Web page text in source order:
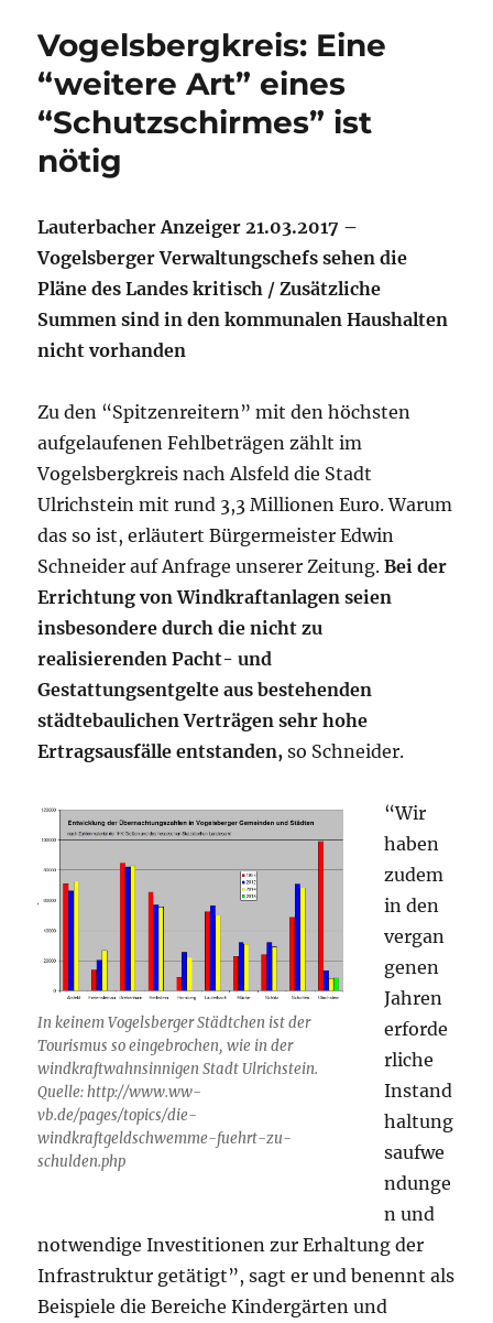
Vogelsbergkreis: Eine
“weitere Art” eines
“Schutzschirmes” ist
nötig
Lauterbacher Anzeiger 21.03.2017 –
Vogelsberger Verwaltungschefs sehen die
Pläne des Landes kritisch / Zusätzliche
Summen sind in den kommunalen Haushalten
nicht vorhanden
Zu den “Spitzenreitern” mit den höchsten
aufgelaufenen Fehlbeträgen zählt im
Vogelsbergkreis nach Alsfeld die Stadt
Ulrichstein mit rund 3,3 Millionen Euro. Warum
das so ist, erläutert Bürgermeister Edwin
Schneider auf Anfrage unserer Zeitung.Bei der
Errichtung von Windkraftanlagen seien
insbesondere durch die nicht zu
realisierenden Pacht- und
Gestattungsentgelte aus bestehenden
städtebaulichen Verträgen sehr hohe
Ertragsausfälle entstanden, so Schneider.
In keinem Vogelsberger Städtchen ist der
Tourismus so eingebrochen, wie in der
windkraftwahnsinnigen Stadt Ulrichstein.
Quelle: http://www.ww-
vb.de/pages/topics/die-
windkraftgeldschwemme-fuehrt-zu-
schulden.php
“Wir
haben
zudem
in den
vergan
genen
Jahren
erforde
rliche
Instand
haltung
saufwe
ndunge
n und
notwendige Investitionen zur Erhaltung der
Infrastruktur getätigt”, sagt er und benennt als
Beispiele die Bereiche Kindergärten und